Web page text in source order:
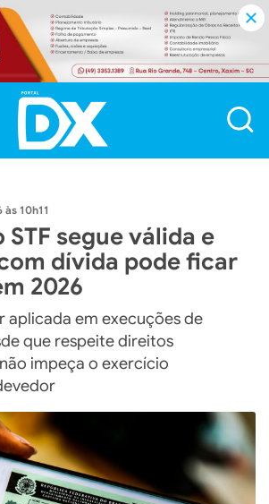
10h11
STF segue válida e
dívida pode ficar
2026
aplicada em execuções de
que respeite direitos
impeça o exercício